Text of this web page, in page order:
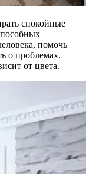
спокойные
помочь
о проблемах.
от цвета.